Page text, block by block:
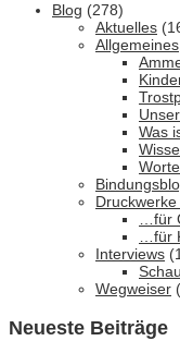
Blog (278)
Aktuelles
Allgemeines
Was
…für
…für
Interviews
Wegweiser
Neueste Beiträge